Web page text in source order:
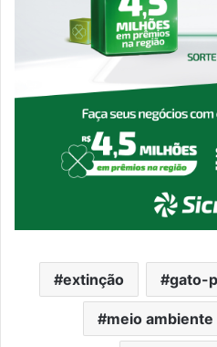
extinção gato-
meio ambiente